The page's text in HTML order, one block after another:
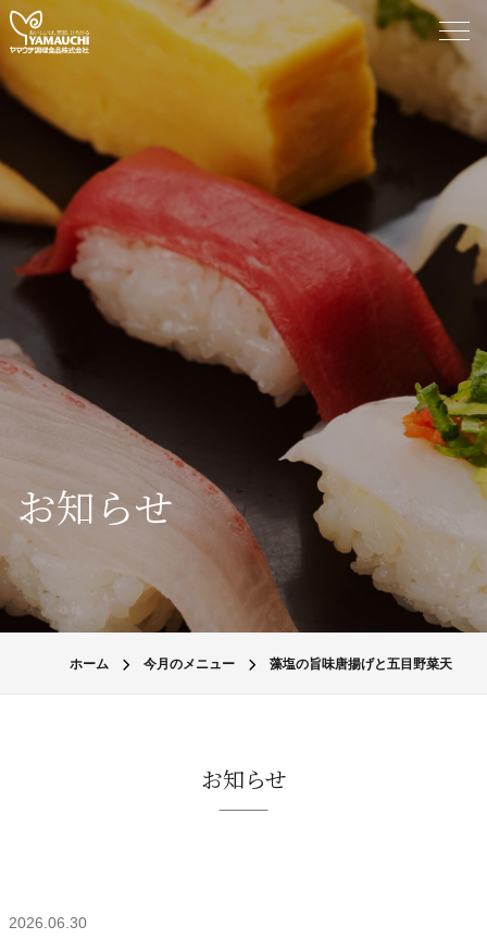
お知らせ
ホーム 今月のメニュー 藻塩の旨味唐揚げと五目野菜天
お知らせ
2026.06.30